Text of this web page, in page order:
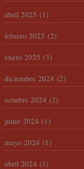
abril 2025 (1)
febrero 2025 (2)
enero 2025 (3)
diciembre 2024 (2)
octubre 2024 (2)
junio 2024 (1)
mayo 2024 (1)
abril 2024 (1)